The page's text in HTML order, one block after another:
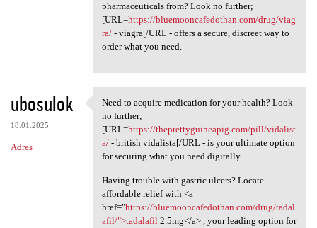
pharmaceuticals from? Look no further;
[URL=https://bluemooncafedothan.com/drug/viag
ra/- viagra[/URL - offers a secure, discreet way to
order what you need.
ubosulok
18.01.2025
Adres
Need to acquire medication
Need to acquire medication for your health? Look
no further;
[URL=https://theprettyguineapig.com/pill/vidalist
a/- british vidalista[/URL - is your ultimate option
for securing what you need digitally.
Having trouble with gastric ulcers? Locate
affordable relief with <a
href="https://bluemooncafedothan.com/drug/tadal
afil/">tadalafil2.5mg</a> , your leading option for